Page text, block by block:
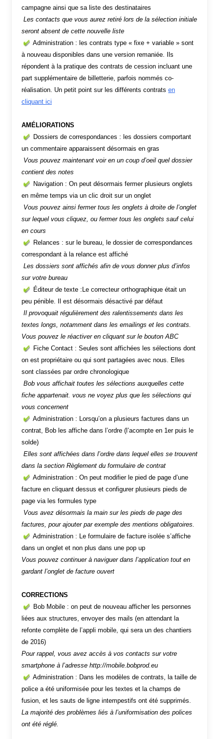
campagne ainsi que sa liste des destinataires
Les contacts que vous aurez retiré lors de la sélection initiale
seront absent de cette nouvelle liste
Administration : les contrats type « fixe + variable » sont
à nouveau disponibles dans une version remaniée. Ils
répondent à la pratique des contrats de cession incluant une
part supplémentaire de billetterie, parfois nommés co-
réalisation. Un petit point sur les différents contrats en
cliquant ici
AMÉLIORATIONS
Dossiers de correspondances : les dossiers comportant
un commentaire apparaissent désormais en gras
Vous pouvez maintenant voir en un coup d’oeil quel dossier
contient des notes
Navigation : On peut désormais fermer plusieurs onglets
en même temps via un clic droit sur un onglet
Vous pouvez ainsi fermer tous les onglets à droite de l’onglet
sur lequel vous cliquez, ou fermer tous les onglets sauf celui
en cours
Relances : sur le bureau, le dossier de correspondances
correspondant à la relance est affiché
Les dossiers sont affichés afin de vous donner plus d’infos
sur votre bureau
Éditeur de texte :Le correcteur orthographique était un
peu pénible. Il est désormais désactivé par défaut
Il provoquait régulièrement des ralentissements dans les
textes longs, notamment dans les emailings et les contrats.
Vous pouvez le réactiver en cliquant sur le bouton ABC
Fiche Contact : Seules sont affichées les sélections dont
on est propriétaire ou qui sont partagées avec nous. Elles
sont classées par ordre chronologique
Bob vous affichait toutes les sélections auxquelles cette
fiche appartenait. vous ne voyez plus que les sélections qui
vous concernent
Administration : Lorsqu’on a plusieurs factures dans un
contrat, Bob les affiche dans l’ordre (l’acompte en 1er puis le
solde)
Elles sont affichées dans l’ordre dans lequel elles se trouvent
dans la section Règlement du formulaire de contrat
Administration : On peut modifier le pied de page d’une
facture en cliquant dessus et configurer plusieurs pieds de
page via les formules type
Vous avez désormais la main sur les pieds de page des
factures, pour ajouter par exemple des mentions obligatoires.
Administration : Le formulaire de facture isolée s’affiche
dans un onglet et non plus dans une pop up
Vous pouvez continuer à naviguer dans l’application tout en
gardant l’onglet de facture ouvert
CORRECTIONS
Bob Mobile : on peut de nouveau afficher les personnes
liées aux structures, envoyer des mails (en attendant la
refonte complète de l’appli mobile, qui sera un des chantiers
de 2016)
Pour rappel, vous avez accès à vos contacts sur votre
smartphone à l’adresse http://mobile.bobprod.eu
Administration : Dans les modèles de contrats, la taille de
police a été uniformisée pour les textes et la champs de
fusion, et les sauts de ligne intempestifs ont été supprimés.
La majorité des problèmes liés à l’uniformisation des polices
ont été réglé.